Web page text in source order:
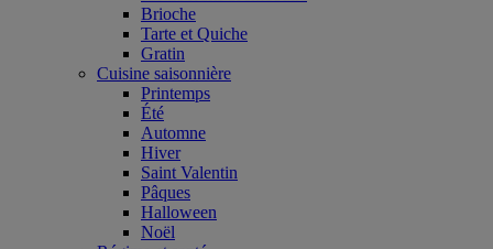
Brioche
Tarte et Quiche
Gratin
Cuisine saisonnière
Printemps
Été
Automne
Hiver
Saint Valentin
Pâques
Halloween
Noël